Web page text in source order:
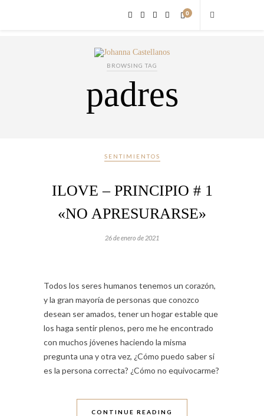
0
BROWSING TAG
padres
SENTIMIENTOS
ILOVE – PRINCIPIO # 1
«NO APRESURARSE»
26 de enero de 2021
Todos los seres humanos tenemos un corazón,
y la gran mayoría de personas que conozco
desean ser amados, tener un hogar estable que
los haga sentir plenos, pero me he encontrado
con muchos jóvenes haciendo la misma
pregunta una y otra vez, ¿Cómo puedo saber si
es la persona correcta? ¿Cómo no equivocarme?
CONTINUE READING